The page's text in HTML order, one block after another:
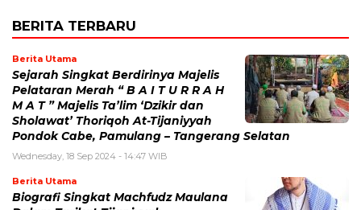
BERITA TERBARU
Berita Utama
Sejarah Singkat Berdirinya Majelis
Pelataran Merah “ B A I T U R R A H
M A T ” Majelis Ta’lim ‘Dzikir dan
Sholawat’ Thoriqoh At-Tijaniyyah
Pondok Cabe, Pamulang – Tangerang Selatan
Wednesday, 18 Sep 2024 - 14:47 WIB
Berita Utama
Biografi Singkat Machfudz Maulana